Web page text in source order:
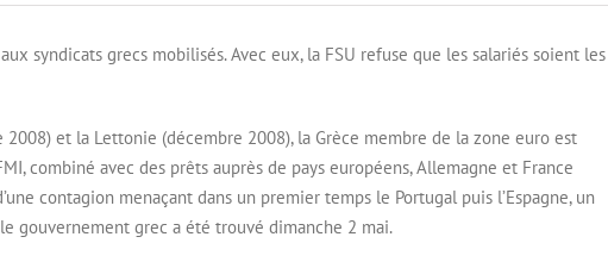
syndicats grecs mobilisés. Avec eux, la FSU refuse que les salariés soient les
et la Lettonie (décembre 2008), la Grèce membre de la zone euro est
combiné avec des prêts auprès de pays européens, Allemagne et France
contagion menaçant dans un premier temps le Portugal puis l’Espagne, un
gouvernement grec a été trouvé dimanche 2 mai.